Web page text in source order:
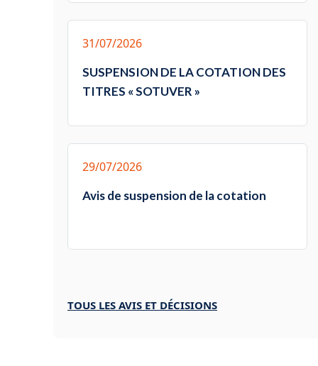
31/07/2026
SUSPENSION DE LA COTATION DES
TITRES « SOTUVER »
29/07/2026
Avis de suspension de la cotation
TOUS LES AVIS ET DÉCISIONS